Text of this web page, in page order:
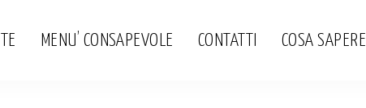
MENU’ CONSAPEVOLE CONTATTI COSA SAPERE